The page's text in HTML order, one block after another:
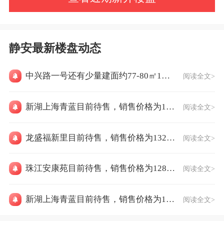
静安最新楼盘动态
中兴路一号还有少量建面约77-80㎡1房臻稀房源 阅读全文>
新湖上海青蓝目前待售，销售价格为117000元/㎡ 阅读全文>
龙盛福新里目前待售，销售价格为132000元/㎡ 阅读全文>
珠江安康苑目前待售，销售价格为128800元/㎡ 阅读全文>
新湖上海青蓝目前待售，销售价格为117000元/㎡ 阅读全文>